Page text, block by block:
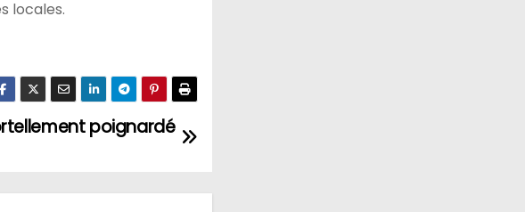
locales.
poignardé